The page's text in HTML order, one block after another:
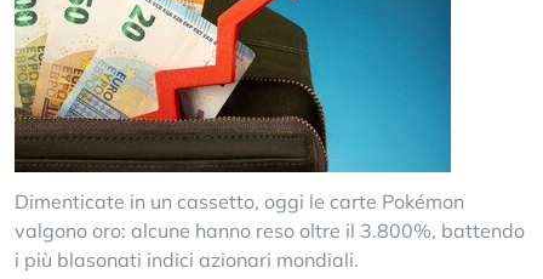
Dimenticate in un cassetto, oggi le carte Pokémon
valgono oro: alcune hanno reso oltre il 3.800%, battendo
i più blasonati indici azionari mondiali.